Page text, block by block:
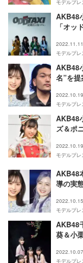
モデルプレ
AKB48
「オッ
モデルプレ
AKB48
名”を
モデルプレ
AKB48
ズ＆ポ
モデルプレ
AKB48
導の実
モデルプレ
AKB48
葵＆小
モデルプレ